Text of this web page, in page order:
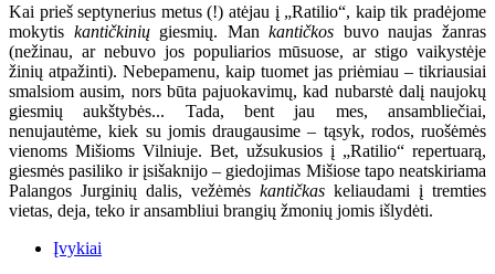
Kai prieš septynerius metus (!) atėjau į „Ratilio“, kaip tik pradėjome
mokytis kantičkiniųgiesmių. Mankantičkos buvo naujas žanras
(nežinau, ar nebuvo jos populiarios mūsuose, ar stigo vaikystėje
žinių atpažinti). Nebepamenu, kaip tuomet jas priėmiau – tikriausiai
smalsiom ausim, nors būta pajuokavimų, kad nubarstė dalį naujokų
giesmių aukštybės... Tada, bent jau mes, ansambliečiai,
nenujautėme, kiek su jomis draugausime – tąsyk, rodos, ruošėmės
vienoms Mišioms Vilniuje. Bet, užsukusios į „Ratilio“ repertuarą,
giesmės pasiliko ir įsišaknijo – giedojimas Mišiose tapo neatskiriama
Palangos Jurginių dalis, vežėmės kantičkas keliaudami į tremties
vietas, deja, teko ir ansambliui brangių žmonių jomis išlydėti.
Įvykiai